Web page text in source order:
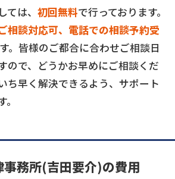
は、 初回無料で行っております。
相談対応可、電話での相談予約受
。皆様のご都合に合わせご相談日
ので、どうかお早めにご相談くだ
ち早く解決できるよう、サポート
事務所(吉田要介)の費用